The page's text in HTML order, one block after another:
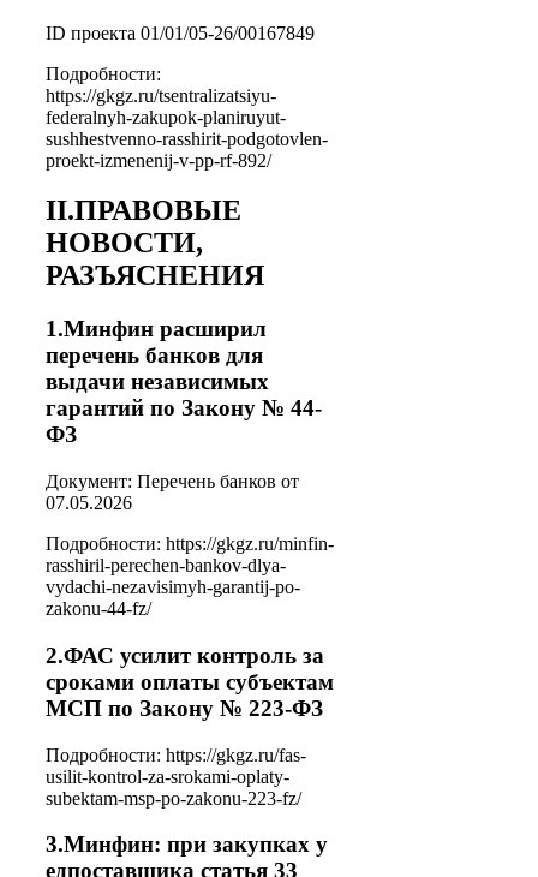
ID проекта 01/01/05-26/00167849
Подробности:
https://gkgz.ru/tsentralizatsiyu-
federalnyh-zakupok-planiruyut-
sushhestvenno-rasshirit-podgotovlen-
proekt-izmenenij-v-pp-rf-892/
II.ПРАВОВЫЕ
НОВОСТИ,
РАЗЪЯСНЕНИЯ
1.Минфин расширил
перечень банков для
выдачи независимых
гарантий по Закону № 44-
ФЗ
Документ: Перечень банков от
07.05.2026
Подробности: https://gkgz.ru/minfin-
rasshiril-perechen-bankov-dlya-
vydachi-nezavisimyh-garantij-po-
zakonu-44-fz/
2.ФАС усилит контроль за
сроками оплаты субъектам
МСП по Закону № 223-ФЗ
Подробности: https://gkgz.ru/fas-
usilit-kontrol-za-srokami-oplaty-
subektam-msp-po-zakonu-223-fz/
3.Минфин: при закупках у
едпоставщика статья 33